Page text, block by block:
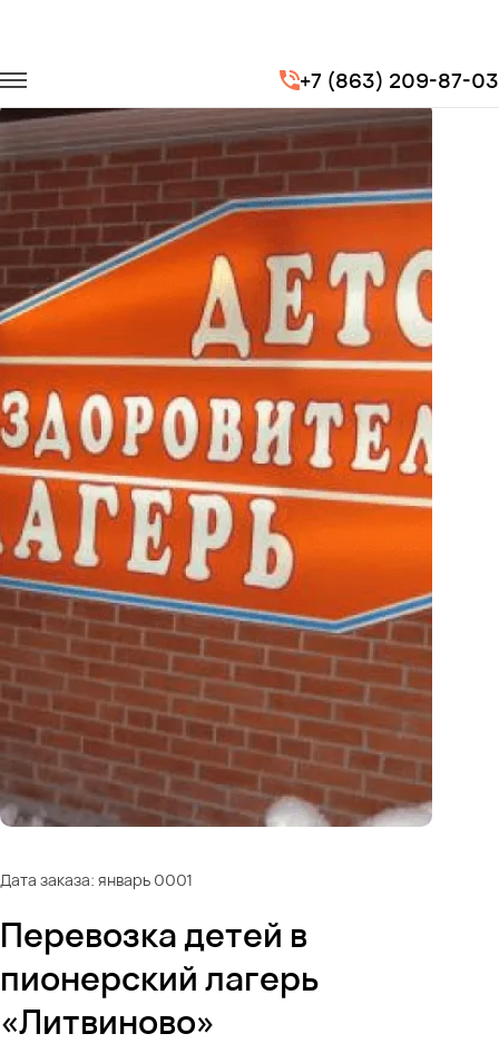
+7 (863) 209-87-03
Городские перевозки
Перевозка детей в пионерский лагерь «Литвиново»
Дата заказа: январь 0001
Перевозка детей в
пионерский лагерь
«Литвиново»